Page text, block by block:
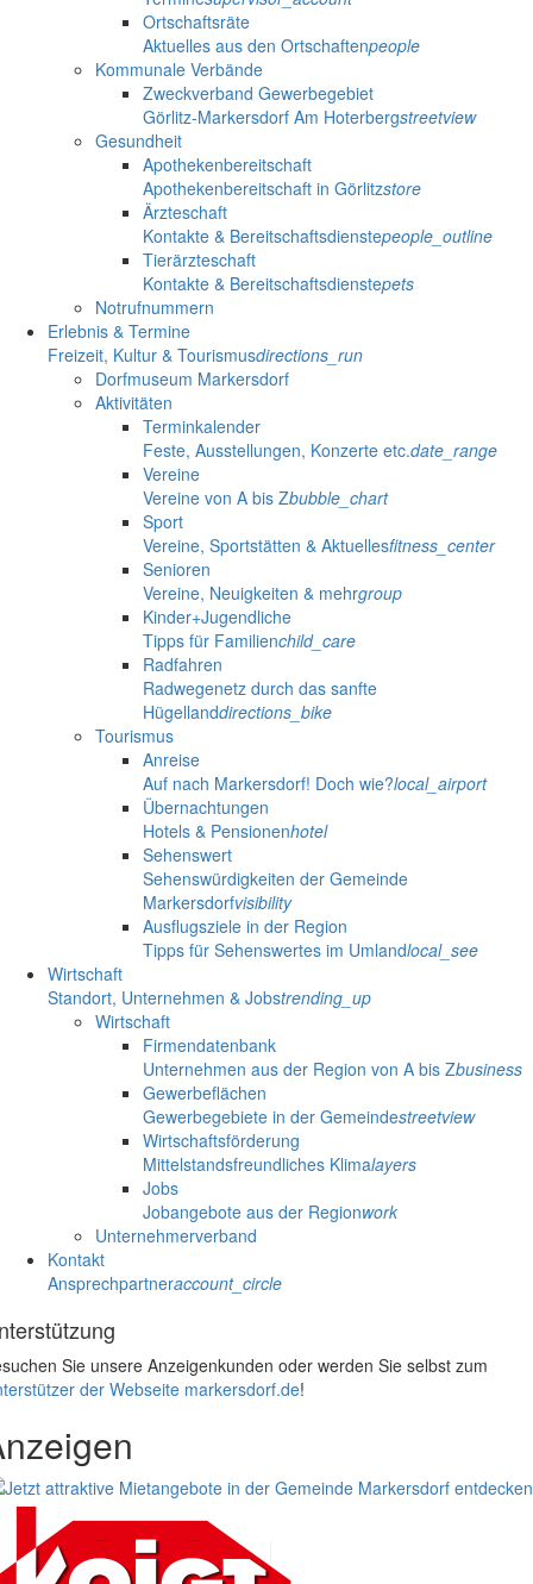
Ortschaftsräte
Aktuelles aus den Ortschaftenpeople
Kommunale Verbände
Zweckverband Gewerbegebiet
Görlitz-Markersdorf Am Hoterbergstreetview
Gesundheit
Apothekenbereitschaft
Apothekenbereitschaft in Görlitzstore
Ärzteschaft
Kontakte & Bereitschaftsdienstepeople_outline
Tierärzteschaft
Kontakte & Bereitschaftsdienstepets
Notrufnummern
Erlebnis & Termine
Freizeit, Kultur & Tourismusdirections_run
Dorfmuseum Markersdorf
Aktivitäten
Terminkalender
Feste, Ausstellungen, Konzerte etc.date_range
Vereine
Vereine von A bis Zbubble_chart
Sport
Vereine, Sportstätten & Aktuellesfitness_center
Senioren
Vereine, Neuigkeiten & mehrgroup
Kinder+Jugendliche
Tipps für Familienchild_care
Radfahren
Radwegenetz durch das sanfte
Hügellanddirections_bike
Tourismus
Anreise
Auf nach Markersdorf! Doch wie?local_airport
Übernachtungen
Hotels & Pensionenhotel
Sehenswert
Sehenswürdigkeiten der Gemeinde
Markersdorfvisibility
Ausflugsziele in der Region
Tipps für Sehenswertes im Umlandlocal_see
Wirtschaft
Standort, Unternehmen & Jobstrending_up
Wirtschaft
Firmendatenbank
Unternehmen aus der Region von A bis Zbusiness
Gewerbeflächen
Gewerbegebiete in der Gemeindestreetview
Wirtschaftsförderung
Mittelstandsfreundliches Klimalayers
Jobs
Jobangebote aus der Regionwork
Unternehmerverband
Kontakt
Ansprechpartneraccount_circle
Sie unsere Anzeigenkunden oder werden Sie selbst zum
der Webseite markersdorf.de!